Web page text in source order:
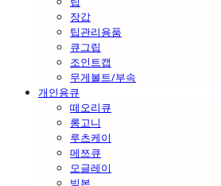
장갑
팁관리용품
큐그립
조인트캡
무게볼트/부속
개인용큐
떼오리큐
롱고니
루츠케이
메쯔큐
모글레이
빅본